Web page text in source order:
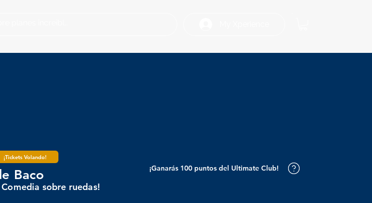
¡Tickets Volando!
Baco
Comedia sobre ruedas!
¡Ganarás 100 puntos del Ultimate Club!